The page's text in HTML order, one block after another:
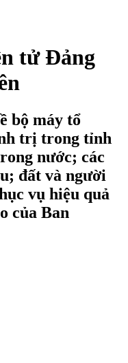
tử Đảng
bộ máy tổ
trị trong tỉnh
nước; các
đất và người
vụ hiệu quả
của Ban